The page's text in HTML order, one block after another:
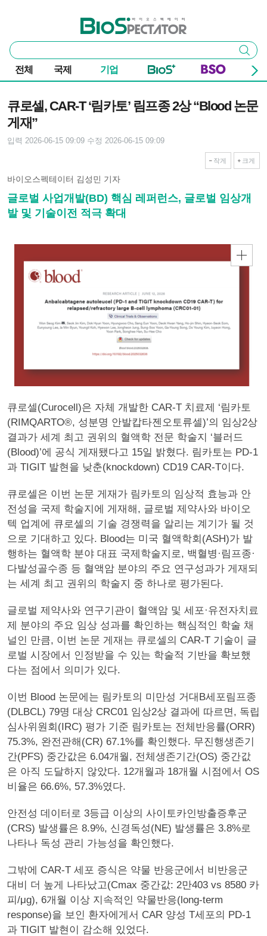
바이오스펙테이터
통
합
검
색
검색
전체 국제 기업
큐로셀, CAR-T ‘림카토’ 림프종 2상 “Blood 논문
게재”
입력 2026-06-15 09:09 수정 2026-06-15 09:09
작게 크게
바이오스펙테이터 김성민 기자
글로벌 사업개발(BD) 핵심 레퍼런스, 글로벌 임상개
발 및 기술이전 적극 확대
큐로셀(Curocell)은 자체 개발한 CAR-T 치료제 ‘림카토
(RIMQARTO®, 성분명 안발캅타젠오토류셀)’의 임상2상
결과가 세계 최고 권위의 혈액학 전문 학술지 ‘블러드
(Blood)’에 공식 게재됐다고 15일 밝혔다. 림카토는 PD-1
과 TIGIT 발현을 낮춘(knockdown) CD19 CAR-T이다.
큐로셀은 이번 논문 게재가 림카토의 임상적 효능과 안
전성을 국제 학술지에 게재해, 글로벌 제약사와 바이오
텍 업계에 큐로셀의 기술 경쟁력을 알리는 계기가 될 것
으로 기대하고 있다. Blood는 미국 혈액학회(ASH)가 발
행하는 혈액학 분야 대표 국제학술지로, 백혈병·림프종·
다발성골수종 등 혈액암 분야의 주요 연구성과가 게재되
는 세계 최고 권위의 학술지 중 하나로 평가된다.
글로벌 제약사와 연구기관이 혈액암 및 세포·유전자치료
제 분야의 주요 임상 성과를 확인하는 핵심적인 학술 채
널인 만큼, 이번 논문 게재는 큐로셀의 CAR-T 기술이 글
로벌 시장에서 인정받을 수 있는 학술적 기반을 확보했
다는 점에서 의미가 있다.
이번 Blood 논문에는 림카토의 미만성 거대B세포림프종
(DLBCL) 79명 대상 CRC01 임상2상 결과에 따르면, 독립
심사위원회(IRC) 평가 기준 림카토는 전체반응률(ORR)
75.3%, 완전관해(CR) 67.1%를 확인했다. 무진행생존기
간(PFS) 중간값은 6.04개월, 전체생존기간(OS) 중간값
은 아직 도달하지 않았다. 12개월과 18개월 시점에서 OS
비율은 66.6%, 57.3%였다.
안전성 데이터로 3등급 이상의 사이토카인방출증후군
(CRS) 발생률은 8.9%, 신경독성(NE) 발생률은 3.8%로
나타나 독성 관리 가능성을 확인했다.
그밖에 CAR-T 세포 증식은 약물 반응군에서 비반응군
대비 더 높게 나타났고(Cmax 중간값: 2만403 vs 8580 카
피/μg), 6개월 이상 지속적인 약물반응(long-term
response)을 보인 환자에게서 CAR 양성 T세포의 PD-1
과 TIGIT 발현이 감소해 있었다.